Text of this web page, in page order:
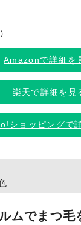
Amazonで詳細を
楽天で詳細を見
ショッピングで
ムでまつ毛